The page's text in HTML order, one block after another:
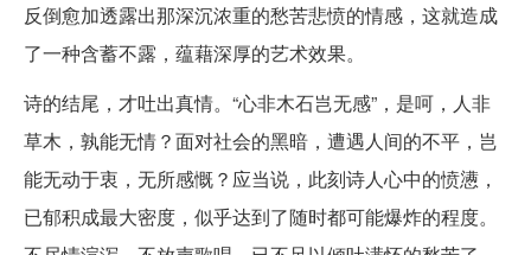
反倒愈加透露出那深沉浓重的愁苦悲愤的情感，这就造成
了一种含蓄不露，蕴藉深厚的艺术效果。
诗的结尾，才吐出真情。“心非木石岂无感”，是呵，人非
草木，孰能无情？面对社会的黑暗，遭遇人间的不平，岂
能无动于衷，无所感慨？应当说，此刻诗人心中的愤懑，
已郁积成最大密度，似乎达到了随时都可能爆炸的程度。